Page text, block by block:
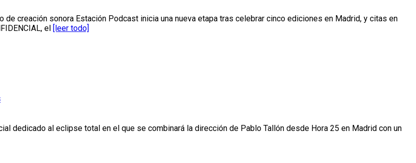
creación sonora Estación Podcast inicia una nueva etapa tras celebrar cinco ediciones en Madrid, y citas en
el [leer todo]
dedicado al eclipse total en el que se combinará la dirección de Pablo Tallón desde Hora 25 en Madrid con un